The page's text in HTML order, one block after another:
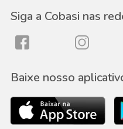
Siga a Cobasi nas
Baixe nosso